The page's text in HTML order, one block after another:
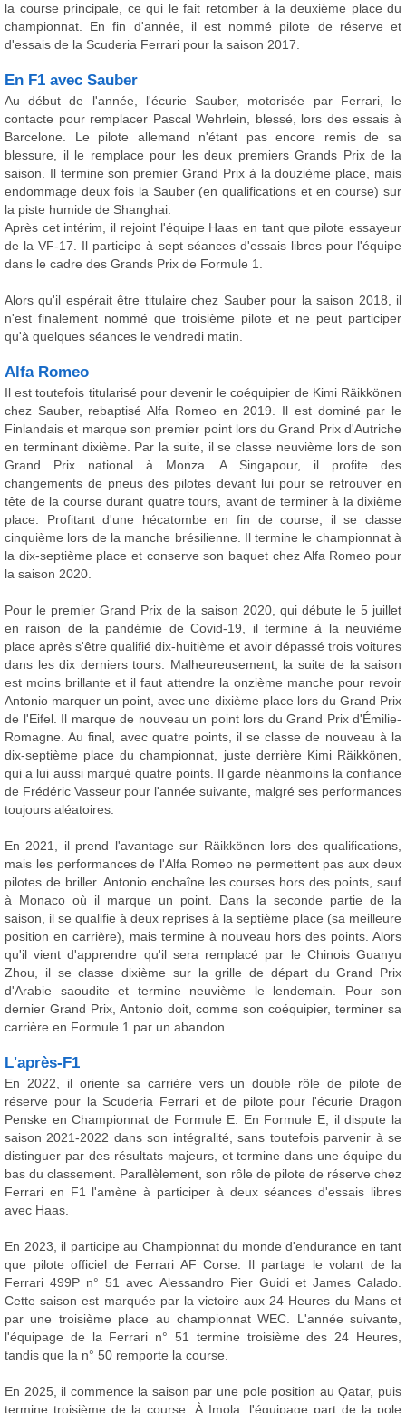
la course principale, ce qui le fait retomber à la deuxième place du
championnat. En fin d'année, il est nommé pilote de réserve et
d'essais de la Scuderia Ferrari pour la saison 2017.
En F1 avec Sauber
Au début de l'année, l'écurie Sauber, motorisée par Ferrari, le
contacte pour remplacer Pascal Wehrlein, blessé, lors des essais à
Barcelone. Le pilote allemand n'étant pas encore remis de sa
blessure, il le remplace pour les deux premiers Grands Prix de la
saison. Il termine son premier Grand Prix à la douzième place, mais
endommage deux fois la Sauber (en qualifications et en course) sur
la piste humide de Shanghai.
Après cet intérim, il rejoint l'équipe Haas en tant que pilote essayeur
de la VF-17. Il participe à sept séances d'essais libres pour l'équipe
dans le cadre des Grands Prix de Formule 1.
Alors qu'il espérait être titulaire chez Sauber pour la saison 2018, il
n'est finalement nommé que troisième pilote et ne peut participer
qu'à quelques séances le vendredi matin.
Alfa Romeo
Il est toutefois titularisé pour devenir le coéquipier de Kimi Räikkönen
chez Sauber, rebaptisé Alfa Romeo en 2019. Il est dominé par le
Finlandais et marque son premier point lors du Grand Prix d'Autriche
en terminant dixième. Par la suite, il se classe neuvième lors de son
Grand Prix national à Monza. A Singapour, il profite des
changements de pneus des pilotes devant lui pour se retrouver en
tête de la course durant quatre tours, avant de terminer à la dixième
place. Profitant d'une hécatombe en fin de course, il se classe
cinquième lors de la manche brésilienne. Il termine le championnat à
la dix-septième place et conserve son baquet chez Alfa Romeo pour
la saison 2020.
Pour le premier Grand Prix de la saison 2020, qui débute le 5 juillet
en raison de la pandémie de Covid-19, il termine à la neuvième
place après s'être qualifié dix-huitième et avoir dépassé trois voitures
dans les dix derniers tours. Malheureusement, la suite de la saison
est moins brillante et il faut attendre la onzième manche pour revoir
Antonio marquer un point, avec une dixième place lors du Grand Prix
de l'Eifel. Il marque de nouveau un point lors du Grand Prix d'Émilie-
Romagne. Au final, avec quatre points, il se classe de nouveau à la
dix-septième place du championnat, juste derrière Kimi Räikkönen,
qui a lui aussi marqué quatre points. Il garde néanmoins la confiance
de Frédéric Vasseur pour l'année suivante, malgré ses performances
toujours aléatoires.
En 2021, il prend l'avantage sur Räikkönen lors des qualifications,
mais les performances de l'Alfa Romeo ne permettent pas aux deux
pilotes de briller. Antonio enchaîne les courses hors des points, sauf
à Monaco où il marque un point. Dans la seconde partie de la
saison, il se qualifie à deux reprises à la septième place (sa meilleure
position en carrière), mais termine à nouveau hors des points. Alors
qu'il vient d'apprendre qu'il sera remplacé par le Chinois Guanyu
Zhou, il se classe dixième sur la grille de départ du Grand Prix
d'Arabie saoudite et termine neuvième le lendemain. Pour son
dernier Grand Prix, Antonio doit, comme son coéquipier, terminer sa
carrière en Formule 1 par un abandon.
L'après-F1
En 2022, il oriente sa carrière vers un double rôle de pilote de
réserve pour la Scuderia Ferrari et de pilote pour l'écurie Dragon
Penske en Championnat de Formule E. En Formule E, il dispute la
saison 2021-2022 dans son intégralité, sans toutefois parvenir à se
distinguer par des résultats majeurs, et termine dans une équipe du
bas du classement. Parallèlement, son rôle de pilote de réserve chez
Ferrari en F1 l'amène à participer à deux séances d'essais libres
avec Haas.
En 2023, il participe au Championnat du monde d'endurance en tant
que pilote officiel de Ferrari AF Corse. Il partage le volant de la
Ferrari 499P n° 51 avec Alessandro Pier Guidi et James Calado.
Cette saison est marquée par la victoire aux 24 Heures du Mans et
par une troisième place au championnat WEC. L'année suivante,
l'équipage de la Ferrari n° 51 termine troisième des 24 Heures,
tandis que la n° 50 remporte la course.
En 2025, il commence la saison par une pole position au Qatar, puis
termine troisième de la course. À Imola, l'équipage part de la pole